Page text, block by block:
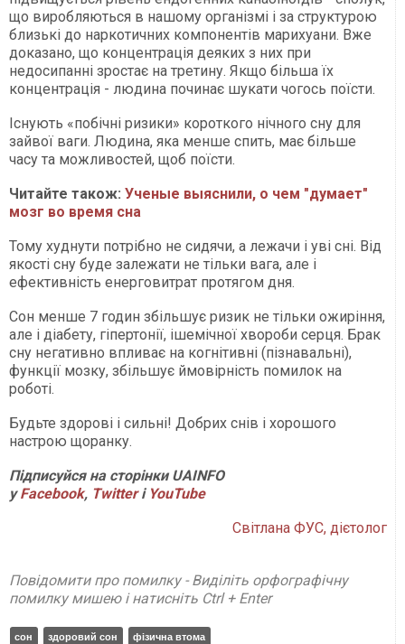
що виробляються в нашому організмі і за структурою
близькі до наркотичних компонентів марихуани. Вже
доказано, що концентрація деяких з них при
недосипанні зростає на третину. Якщо більша їх
концентрація - людина починає шукати чогось поїсти.
Існують «побічні ризики» короткого нічного сну для
зайвої ваги. Людина, яка менше спить, має більше
часу та можливостей, щоб поїсти.
Читайте також: Ученые выяснили, о чем "думает"
мозг во время сна
Тому худнути потрібно не сидячи, а лежачи і уві сні. Від
якості сну буде залежати не тільки вага, але і
ефективність енерговитрат протягом дня.
Сон менше 7 годин збільшує ризик не тільки ожиріння,
але і діабету, гіпертонії, ішемічної хвороби серця. Брак
сну негативно впливає на когнітивні (пізнавальні),
функції мозку, збільшує ймовірність помилок на
роботі.
Будьте здорові і сильні! Добрих снів і хорошого
настрою щоранку.
Підписуйся на сторінки UAINFO
уFacebook, Twitterі YouTube
Світлана ФУС, дієтолог
Повідомити про помилку - Виділіть орфографічну
помилку мишею і натисніть Ctrl + Enter
сон здоровий сон фізична втома